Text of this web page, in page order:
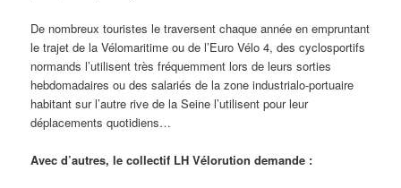
De nombreux touristes le traversent chaque année en empruntant
le trajet de la Vélomaritime ou de l’Euro Vélo 4, des cyclosportifs
normands l’utilisent très fréquemment lors de leurs sorties
hebdomadaires ou des salariés de la zone industrialo-portuaire
habitant sur l’autre rive de la Seine l’utilisent pour leur
déplacements quotidiens…
Avec d’autres, le collectif LH Vélorution demande :